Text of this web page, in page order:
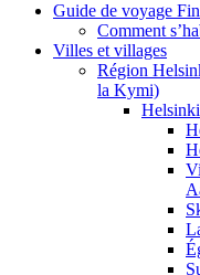
Guide de voyage
Comment
Villes et villages
Région
la Kymi)
Helsinki